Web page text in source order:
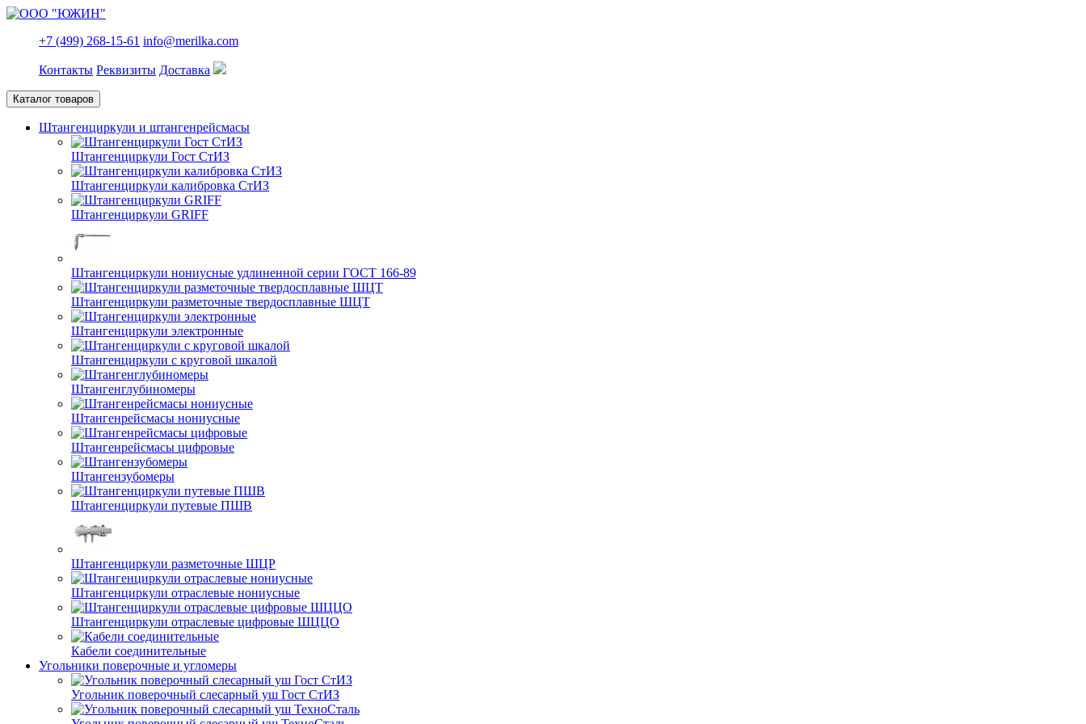
+7 (499) 268-15-61 info@merilka.com
Контакты Реквизиты Доставка
Каталог товаров
Штангенциркули и штангенрейсмасы
Штангенциркули Гост СтИЗ
Штангенциркули калибровка СтИЗ
Штангенциркули GRIFF
Штангенциркули нониусные удлиненной серии ГОСТ 166-89
Штангенциркули разметочные твердосплавные ШЦТ
Штангенциркули электронные
Штангенциркули с круговой шкалой
Штангенглубиномеры
Штангенрейсмасы нониусные
Штангенрейсмасы цифровые
Штангензубомеры
Штангенциркули путевые ПШВ
Штангенциркули разметочные ШЦР
Штангенциркули отраслевые нониусные
Штангенциркули отраслевые цифровые ШЦЦО
Кабели соединительные
Угольники поверочные и угломеры
Угольник поверочный слесарный уш Гост СтИЗ